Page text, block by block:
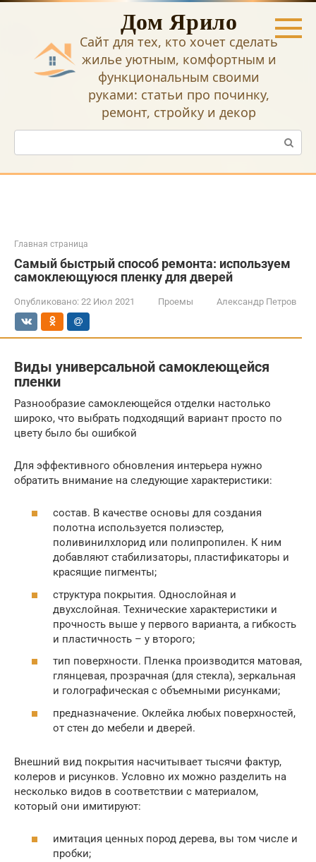
Перейти
Дом Ярило
Сайт для тех, кто хочет сделать
жилье уютным, комфортным и
функциональным своими
руками: статьи про починку,
ремонт, стройку и декор
Поиск:
Главная страница
Самый быстрый способ ремонта: используем
самоклеющуюся пленку для дверей
Опубликовано: 22 Июл 2021 Проемы Александр Петров
Виды универсальной самоклеющейся
пленки
Разнообразие самоклеющейся отделки настолько
широко, что выбрать подходящий вариант просто по
цвету было бы ошибкой
Для эффективного обновления интерьера нужно
обратить внимание на следующие характеристики:
состав. В качестве основы для создания
полотна используется полиэстер,
поливинилхлорид или полипропилен. К ним
добавляют стабилизаторы, пластификаторы и
красящие пигменты;
структура покрытия. Однослойная и
двухслойная. Технические характеристики и
прочность выше у первого варианта, а гибкость
и пластичность – у второго;
тип поверхности. Пленка производится матовая,
глянцевая, прозрачная (для стекла), зеркальная
и голографическая с объемными рисунками;
предназначение. Оклейка любых поверхностей,
от стен до мебели и дверей.
Внешний вид покрытия насчитывает тысячи фактур,
колеров и рисунков. Условно их можно разделить на
несколько видов в соответствии с материалом,
который они имитируют:
имитация ценных пород дерева, вы том числе и
пробки;